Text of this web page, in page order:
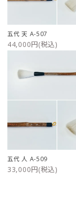
プライバシーポリシー
特定商取引法につい
五代 天 A-507
44,000円(税込)
五代 人 A-509
33,000円(税込)